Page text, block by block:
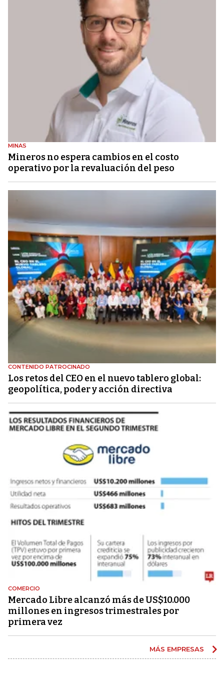
MINAS
Mineros no espera cambios en el costo
operativo por la revaluación del peso
CONTENIDO PATROCINADO
Los retos del CEO en el nuevo tablero global:
geopolítica, poder y acción directiva
COMERCIO
Mercado Libre alcanzó más de US$10.000
millones en ingresos trimestrales por
primera vez
MÁS EMPRESAS